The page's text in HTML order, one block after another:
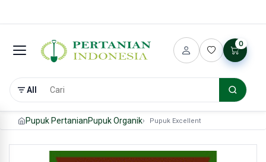
All
0
Pupuk PertanianPupuk Organik Pupuk Excellent